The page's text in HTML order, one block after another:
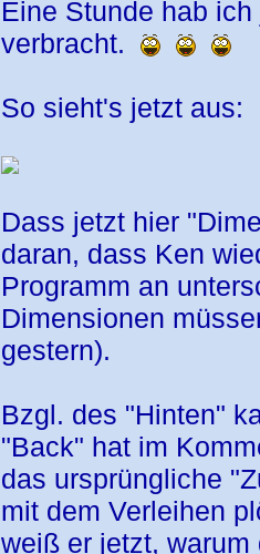
Eine Stunde hab
verbracht.
So sieht's jetzt aus:
Dass jetzt hier
daran, dass Ken
Programm an
Dimensionen
gestern).
Bzgl. des "Hinten"
"Back" hat im
das ursprüngliche
mit dem Verleihen
weiß er jetzt, warum